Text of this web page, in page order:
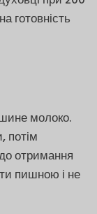
готовність
молоко.
потім
отримання
пишною і не